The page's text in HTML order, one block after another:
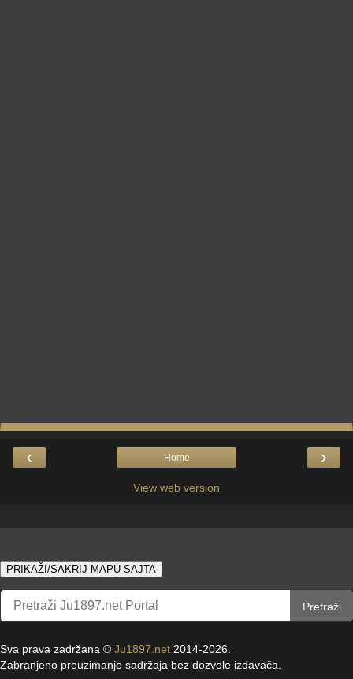
‹ ›
Home
View web version
PRIKAŽI/SAKRIJ MAPU SAJTA
Pretraži
Sva prava zadržana © Ju1897.net 2014-2026.
Zabranjeno preuzimanje sadržaja bez dozvole izdavača.